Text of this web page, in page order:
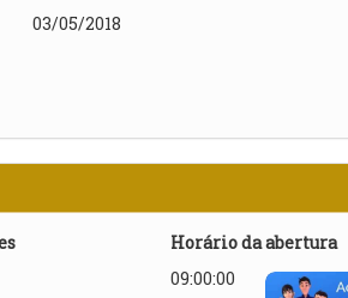
03/05/2018
Horário da abertura
09:00:00